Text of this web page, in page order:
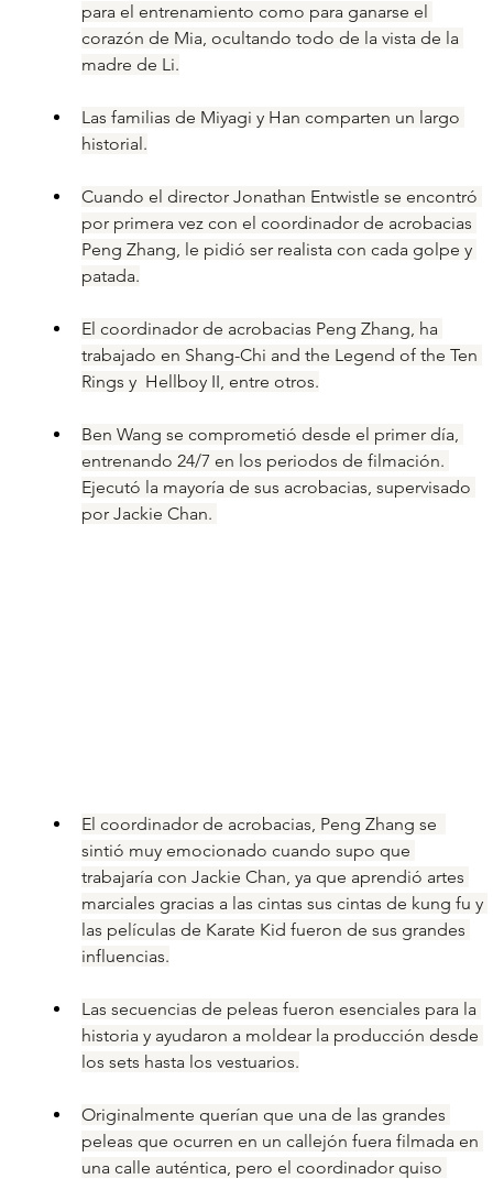
para el entrenamiento como para ganarse el
corazón de Mia, ocultando todo de la vista de la
madre de Li.
Las familias de Miyagi y Han comparten un largo
historial.
Cuando el director Jonathan Entwistle se encontró
por primera vez con el coordinador de acrobacias
Peng Zhang, le pidió ser realista con cada golpe y
patada.
El coordinador de acrobacias Peng Zhang, ha
trabajado en Shang-Chi and the Legend of the Ten
Rings y  Hellboy II, entre otros.
Ben Wang se comprometió desde el primer día,
entrenando 24/7 en los periodos de filmación.
Ejecutó la mayoría de sus acrobacias, supervisado
por Jackie Chan.
El coordinador de acrobacias, Peng Zhang se
sintió muy emocionado cuando supo que
trabajaría con Jackie Chan, ya que aprendió artes
marciales gracias a las cintas sus cintas de kung fu y
las películas de Karate Kid fueron de sus grandes
influencias.
Las secuencias de peleas fueron esenciales para la
historia y ayudaron a moldear la producción desde
los sets hasta los vestuarios.
Originalmente querían que una de las grandes
peleas que ocurren en un callejón fuera filmada en
una calle auténtica, pero el coordinador quiso